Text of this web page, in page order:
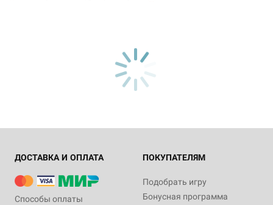
ДОСТАВКА И ОПЛАТА
Способы оплаты
ПОКУПАТЕЛЯМ
Подобрать игру
Бонусная программа